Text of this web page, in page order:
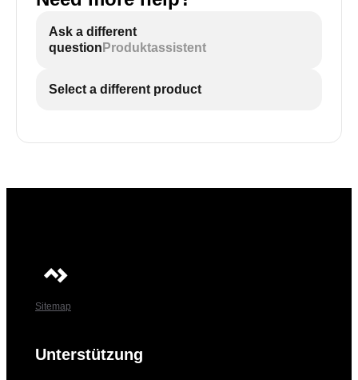
Ask a different
question Produktassistent
Select a different product
Sitemap
Unterstützung